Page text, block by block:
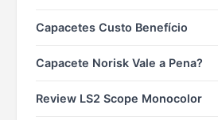
Capacetes Custo Benefício
Capacete Norisk Vale a Pena?
Review LS2 Scope Monocolor